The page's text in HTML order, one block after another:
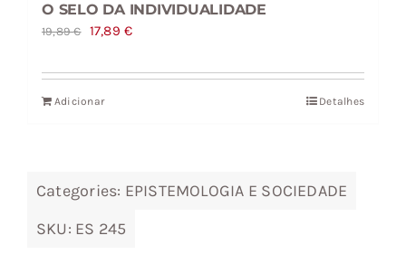
O SELO DA INDIVIDUALIDADE
19,89€
O
original
era:
17,89€O
atual
Adicionar Detalhes
Categories: EPISTEMOLOGIA E SOCIEDADE
SKU: ES 245